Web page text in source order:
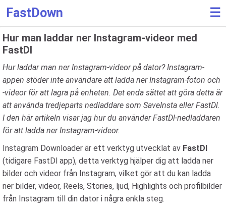
FastDown ☰
Hur man laddar ner Instagram-videor med
FastDl
Hur laddar man ner Instagram-videor på dator? Instagram-
appen stöder inte användare att ladda ner Instagram-foton och
-videor för att lagra på enheten. Det enda sättet att göra detta är
att använda tredjeparts nedladdare som SaveInsta eller FastDl.
I den här artikeln visar jag hur du använder FastDl-nedladdaren
för att ladda ner Instagram-videor.
Instagram Downloader är ett verktyg utvecklat av FastDl
(tidigare FastDl app), detta verktyg hjälper dig att ladda ner
bilder och videor från Instagram, vilket gör att du kan ladda
ner bilder, videor, Reels, Stories, ljud, Highlights och profilbilder
från Instagram till din dator i några enkla steg.